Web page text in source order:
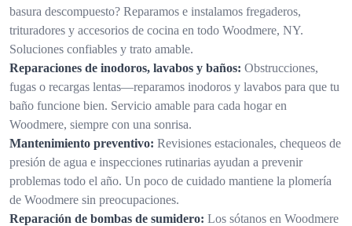
basura descompuesto? Reparamos e instalamos fregaderos,
trituradores y accesorios de cocina en todo Woodmere, NY.
Soluciones confiables y trato amable.
Reparaciones de inodoros, lavabos y baños: Obstrucciones,
fugas o recargas lentas—reparamos inodoros y lavabos para que tu
baño funcione bien. Servicio amable para cada hogar en
Woodmere, siempre con una sonrisa.
Mantenimiento preventivo: Revisiones estacionales, chequeos de
presión de agua e inspecciones rutinarias ayudan a prevenir
problemas todo el año. Un poco de cuidado mantiene la plomería
de Woodmere sin preocupaciones.
Reparación de bombas de sumidero: Los sótanos en Woodmere